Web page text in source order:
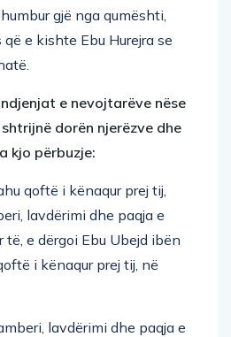
gjë nga qumështi,
e kishte Ebu Hurejra se
e nevojtarëve nëse
dorën njerëzve dhe
kjo përbuzje:
qoftë i kënaqur prej tij,
lavdërimi dhe paqja e
e dërgoi Ebu Ubejd ibën
i kënaqur prej tij, në
lavdërimi dhe paqja e